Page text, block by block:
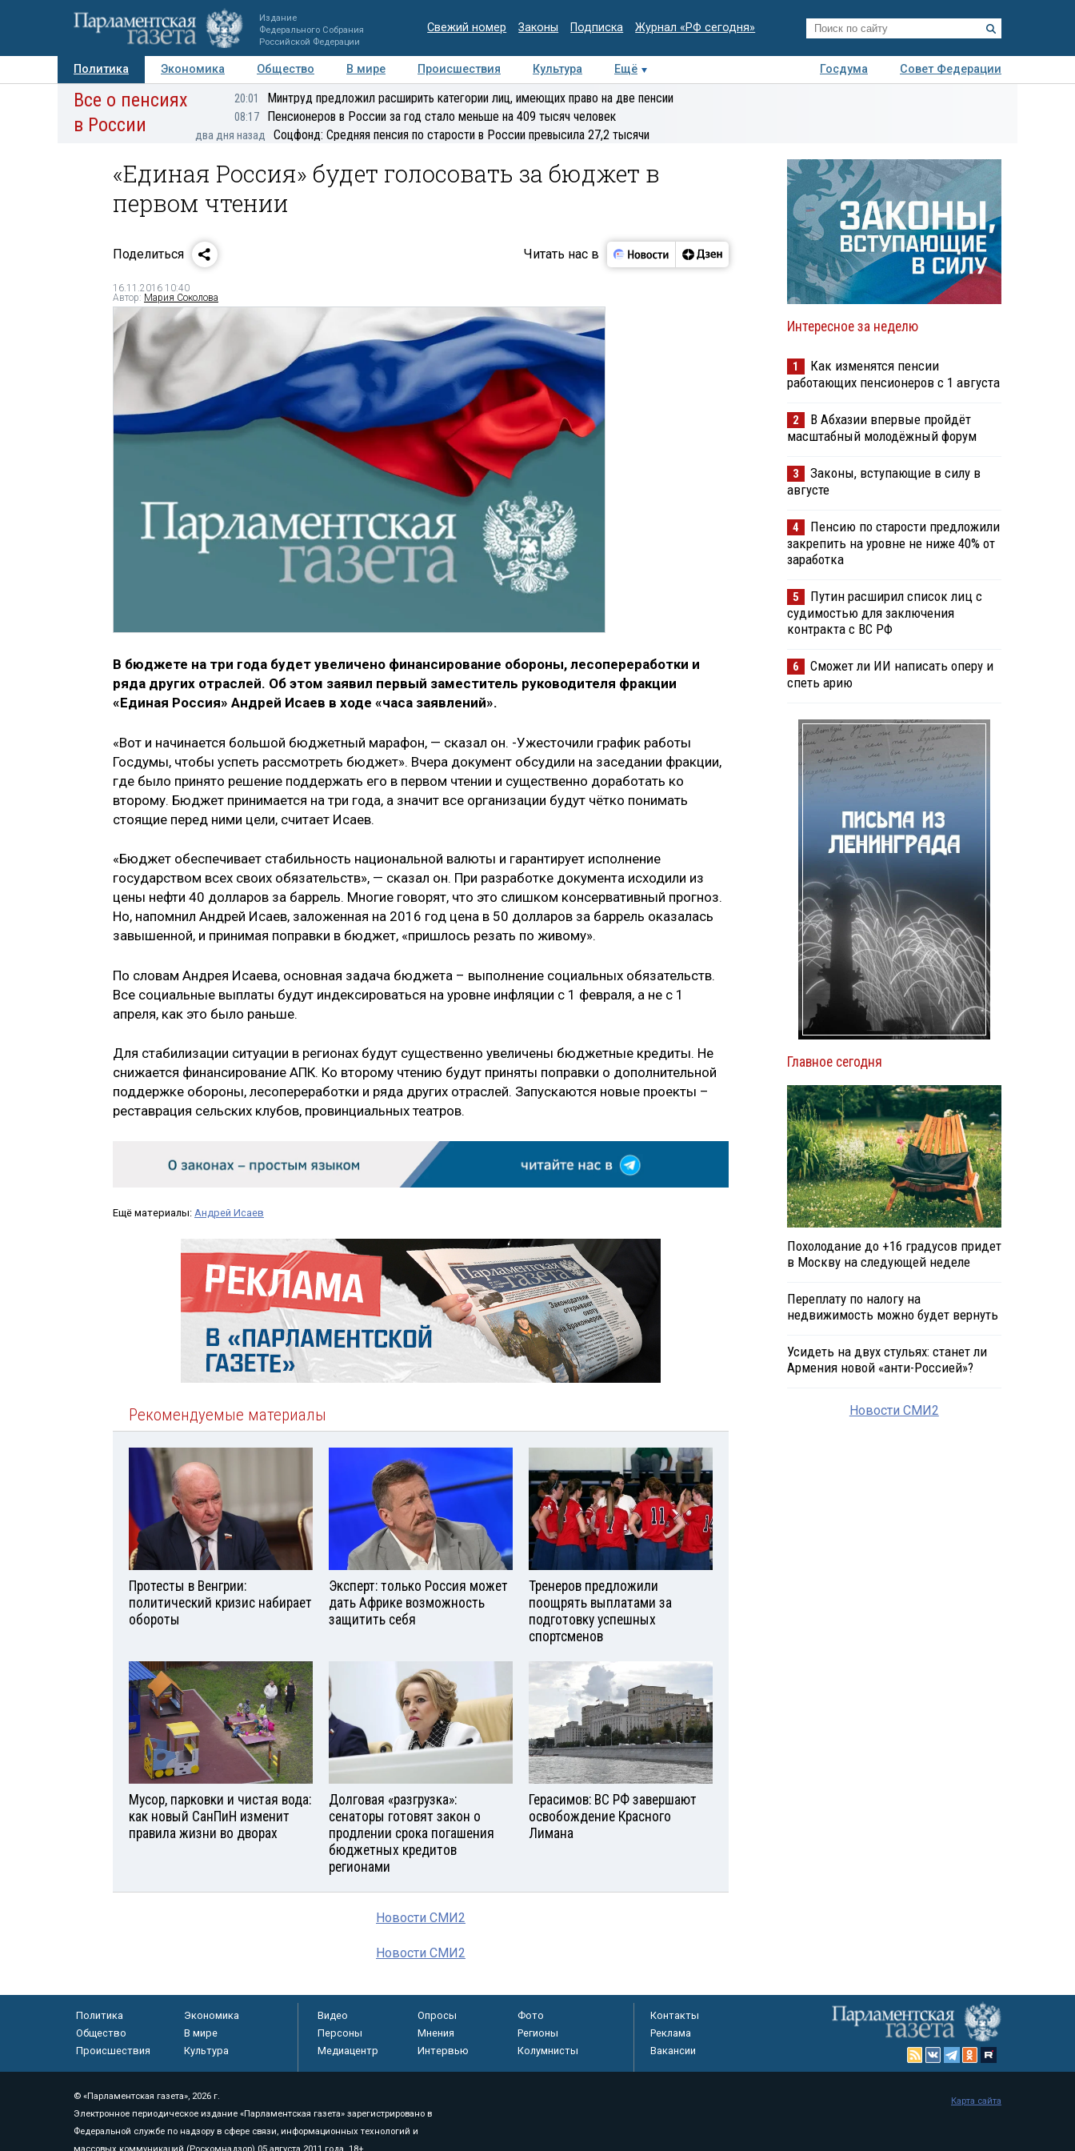
Издание
Федерального Собрания
Российской Федерации
Свежий номер Законы Подписка Журнал «РФ сегодня»
Политика Экономика Общество В мире Происшествия Культура Ещё Госдума
Совет Федерации
Авторы Персоны Мнения Регионы Медиацентр Интервью Колумнисты
Деловая
Все о пенсиях
в России
20:01 Минтруд предложил расширить категории лиц, имеющих право на две пенсии
08:17 Пенсионеров в России за год стало меньше на 409 тысяч человек
два дня назад Соцфонд: Средняя пенсия по старости в России превысила 27,2 тысячи
«Единая Россия» будет голосовать за бюджет в
первом чтении
Поделиться Читать нас в
16.11.2016 10:40
Автор: Мария Соколова
В бюджете на три года будет увеличено финансирование обороны, лесопереработки и
ряда других отраслей. Об этом заявил первый заместитель руководителя фракции
«Единая Россия» Андрей Исаев в ходе «часа заявлений».
«Вот и начинается большой бюджетный марафон, — сказал он. -Ужесточили график работы
Госдумы, чтобы успеть рассмотреть бюджет». Вчера документ обсудили на заседании фракции,
где было принято решение поддержать его в первом чтении и существенно доработать ко
второму. Бюджет принимается на три года, а значит все организации будут чётко понимать
стоящие перед ними цели, считает Исаев.
«Бюджет обеспечивает стабильность национальной валюты и гарантирует исполнение
государством всех своих обязательств», — сказал он. При разработке документа исходили из
цены нефти 40 долларов за баррель. Многие говорят, что это слишком консервативный прогноз.
Но, напомнил Андрей Исаев, заложенная на 2016 год цена в 50 долларов за баррель оказалась
завышенной, и принимая поправки в бюджет, «пришлось резать по живому».
По словам Андрея Исаева, основная задача бюджета – выполнение социальных обязательств.
Все социальные выплаты будут индексироваться на уровне инфляции с 1 февраля, а не с 1
апреля, как это было раньше.
Для стабилизации ситуации в регионах будут существенно увеличены бюджетные кредиты. Не
снижается финансирование АПК. Ко второму чтению будут приняты поправки о дополнительной
поддержке обороны, лесопереработки и ряда других отраслей. Запускаются новые проекты –
реставрация сельских клубов, провинциальных театров.
Ещё материалы: Андрей Исаев
Рекомендуемые материалы
Протесты в Венгрии:
политический кризис набирает
обороты
Эксперт: только Россия может
дать Африке возможность
защитить себя
Тренеров предложили
поощрять выплатами за
подготовку успешных
спортсменов
Мусор, парковки и чистая вода:
как новый СанПиН изменит
правила жизни во дворах
Долговая «разгрузка»:
сенаторы готовят закон о
продлении срока погашения
бюджетных кредитов
регионами
Герасимов: ВС РФ завершают
освобождение Красного
Лимана
Новости СМИ2
Новости СМИ2
Интересное за неделю
1
Как изменятся пенсии
работающих пенсионеров с 1 августа
2
В Абхазии впервые пройдёт
масштабный молодёжный форум
3
Законы, вступающие в силу в
августе
4
Пенсию по старости предложили
закрепить на уровне не ниже 40% от
заработка
5
Путин расширил список лиц с
судимостью для заключения
контракта с ВС РФ
6
Сможет ли ИИ написать оперу и
спеть арию
Главное сегодня
Похолодание до +16 градусов придет
в Москву на следующей неделе
Переплату по налогу на
недвижимость можно будет вернуть
Усидеть на двух стульях: станет ли
Армения новой «анти-Россией»?
Новости СМИ2
Политика
Экономика
Общество
В мире
Происшествия
Культура
Видео Опросы
Фото
Персоны
Мнения
Регионы
Медиацентр
Интервью Колумнисты
Контакты
Реклама
Вакансии
© «Парламентская газета», 2026 г.
Электронное периодическое издание «Парламентская газета» зарегистрировано в
Федеральной службе по надзору в сфере связи, информационных технологий и
массовых коммуникаций (Роскомнадзор) 05 августа 2011 года. 18+
Карта сайта